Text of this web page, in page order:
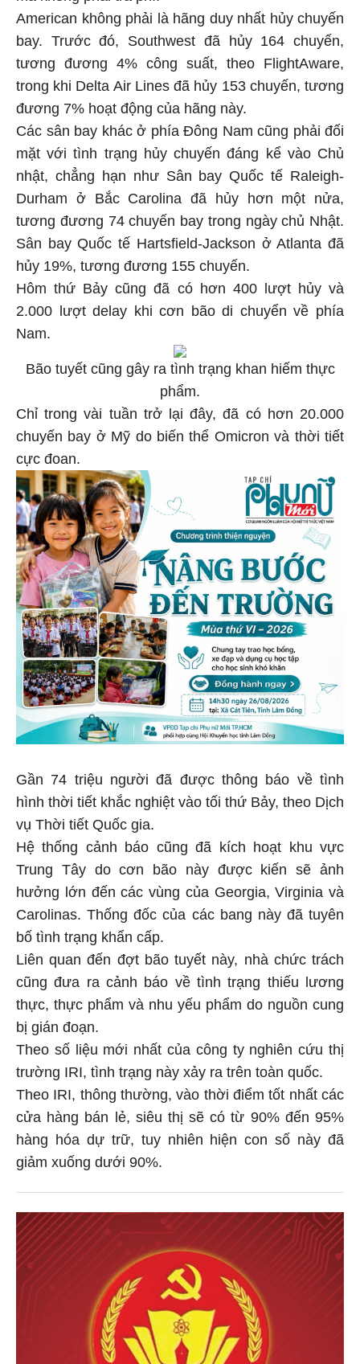
American không phải là hãng duy nhất hủy chuyến
bay. Trước đó, Southwest đã hủy 164 chuyến,
tương đương 4% công suất, theo FlightAware,
trong khi Delta Air Lines đã hủy 153 chuyến, tương
đương 7% hoạt động của hãng này.
Các sân bay khác ở phía Đông Nam cũng phải đối
mặt với tình trạng hủy chuyến đáng kể vào Chủ
nhật, chẳng hạn như Sân bay Quốc tế Raleigh-
Durham ở Bắc Carolina đã hủy hơn một nửa,
tương đương 74 chuyến bay trong ngày chủ Nhật.
Sân bay Quốc tế Hartsfield-Jackson ở Atlanta đã
hủy 19%, tương đương 155 chuyến.
Hôm thứ Bảy cũng đã có hơn 400 lượt hủy và
2.000 lượt delay khi cơn bão di chuyển về phía
Nam.
Bão tuyết cũng gây ra tình trạng khan hiếm thực
phẩm.
Chỉ trong vài tuần trở lại đây, đã có hơn 20.000
chuyến bay ở Mỹ do biến thể Omicron và thời tiết
cực đoan.
Gần 74 triệu người đã được thông báo về tình
hình thời tiết khắc nghiệt vào tối thứ Bảy, theo Dịch
vụ Thời tiết Quốc gia.
Hệ thống cảnh báo cũng đã kích hoạt khu vực
Trung Tây do cơn bão này được kiến ​​sẽ ảnh
hưởng lớn đến các vùng của Georgia, Virginia và
Carolinas. Thống đốc của các bang này đã tuyên
bố tình trạng khẩn cấp.
Liên quan đến đợt bão tuyết này, nhà chức trách
cũng đưa ra cảnh báo về tình trạng thiếu lương
thực, thực phẩm và nhu yếu phẩm do nguồn cung
bị gián đoạn.
Theo số liệu mới nhất của công ty nghiên cứu thị
trường IRI, tình trạng này xảy ra trên toàn quốc.
Theo IRI, thông thường, vào thời điểm tốt nhất các
cửa hàng bán lẻ, siêu thị sẽ có từ 90% đến 95%
hàng hóa dự trữ, tuy nhiên hiện con số này đã
giảm xuống dưới 90%.